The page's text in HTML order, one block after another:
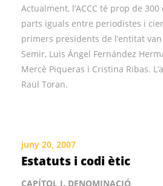
Actualment, l’ACCC té prop de
parts iguals entre periodistes i
primers presidents de l’entitat
Semir, Luis Ángel Fernández
Mercè Piqueras i Cristina Ribas.
Raül Toran.
juny 20, 2007
Estatuts i codi ètic
CAPÍTOL I. DENOMINACIÓ